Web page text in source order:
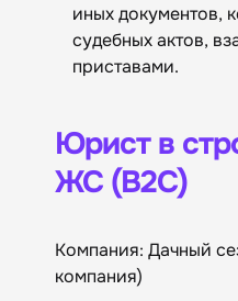
иных документов,
судебных актов,
приставами.
Юрист в
ЖС (B2C)
Компания: Дачный
компания)